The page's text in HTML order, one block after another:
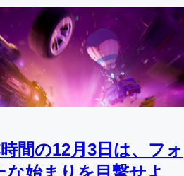
間の12月3日は、フォ